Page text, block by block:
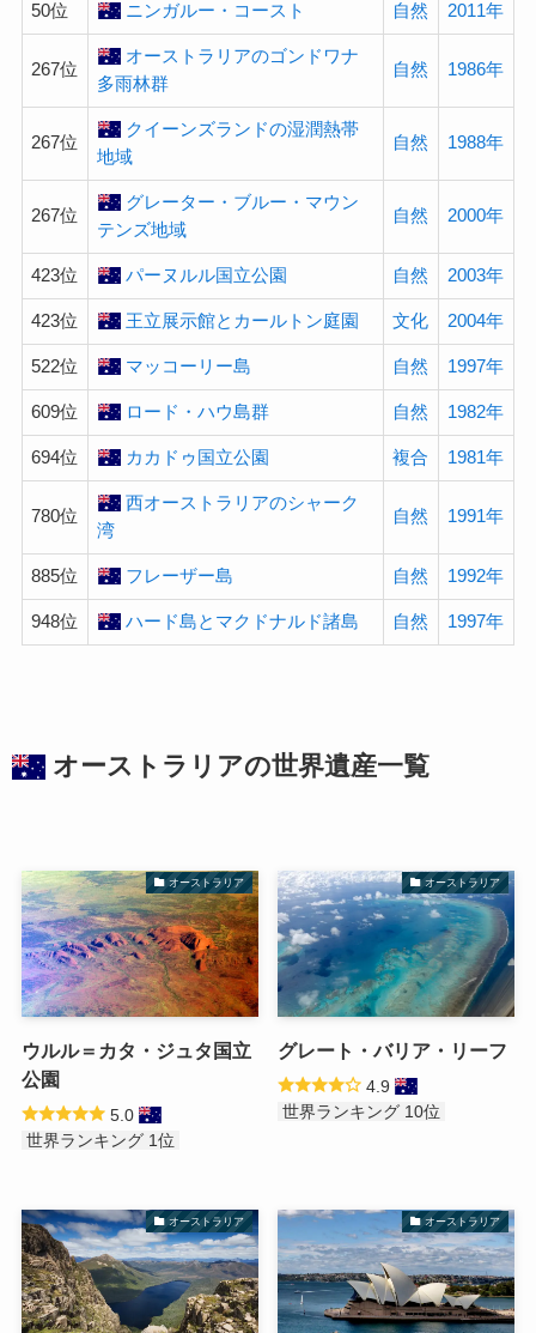
50位 ニンガルー・コースト 自然 2011年
267位
オーストラリアのゴンドワナ
多雨林群
自然 1986年
267位
クイーンズランドの湿潤熱帯
地域
自然 1988年
267位
グレーター・ブルー・マウン
テンズ地域
自然 2000年
423位 パーヌルル国立公園 自然 2003年
423位 王立展示館とカールトン庭園 文化 2004年
522位 マッコーリー島 自然 1997年
609位 ロード・ハウ島群 自然 1982年
694位 カカドゥ国立公園 複合 1981年
780位
西オーストラリアのシャーク
湾
自然 1991年
885位 フレーザー島 自然 1992年
948位 ハード島とマクドナルド諸島 自然 1997年
オーストラリアの世界遺産一覧
オーストラリア
ウルル＝カタ・ジュタ国立
公園
5.0
世界ランキング 1位
オーストラリア
グレート・バリア・リーフ
4.9
世界ランキング 10位
オーストラリア オーストラリア